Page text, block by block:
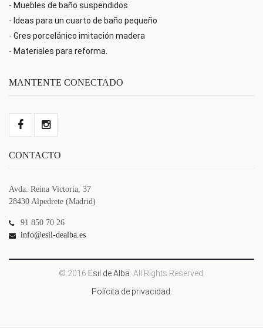
- Muebles de baño suspendidos
- Ideas para un cuarto de baño pequeño
- Gres porcelánico imitación madera
- Materiales para reforma.
MANTENTE CONECTADO
CONTACTO
Avda. Reina Victoria, 37
28430 Alpedrete (Madrid)
91 850 70 26
info@esil-dealba.es
© 2016 Esil de Alba . All Rights Reserved.
Polícita de privacidad.